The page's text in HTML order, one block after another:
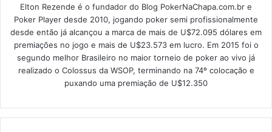
Elton Rezende é o fundador do Blog PokerNaChapa.com.br e
Poker Player desde 2010, jogando poker semi profissionalmente
desde então já alcançou a marca de mais de U$72.095 dólares em
premiações no jogo e mais de U$23.573 em lucro. Em 2015 foi o
segundo melhor Brasileiro no maior torneio de poker ao vivo já
realizado o Colossus da WSOP, terminando na 74º colocação e
puxando uma premiação de U$12.350